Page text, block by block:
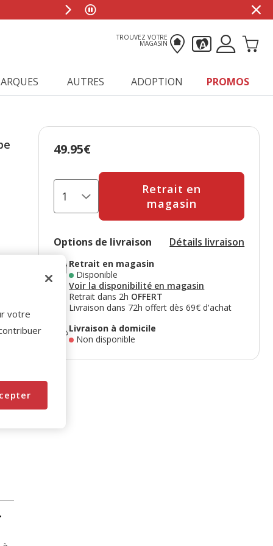
TROUVEZ VOTRE
MAGASIN
AUTRES ADOPTION PROMOS
Prix 49.95€
49.95€
Retrait en
magasin
Options de livraison Détails livraison
Retrait en magasin
Disponible
Voir la disponibilité en magasin
Retrait dans 2h OFFERT
Livraison dans 72h offert dès 69€ d'achat
Livraison à domicile
Non disponible
votre